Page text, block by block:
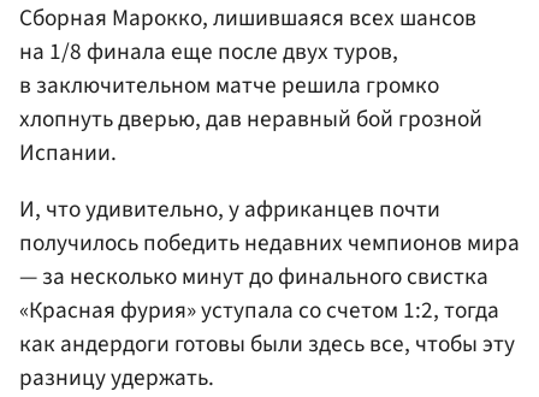
Сборная Марокко, лишившаяся всех шансов
на 1/8 финала еще после двух туров,
в заключительном матче решила громко
хлопнуть дверью, дав неравный бой грозной
Испании.
И, что удивительно, у африканцев почти
получилось победить недавних чемпионов мира
— за несколько минут до финального свистка
«Красная фурия» уступала со счетом 1:2, тогда
как андердоги готовы были здесь все, чтобы эту
разницу удержать.